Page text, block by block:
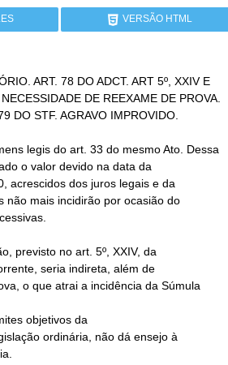
VERSÃO HTML
ART. 78 DO ADCT. ART 5º, XXIV E
objetivos da